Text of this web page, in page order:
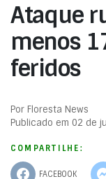
Ataque
menos
feridos
Por Floresta News
Publicado em 02 de
COMPARTILHE:
FACEBOOK